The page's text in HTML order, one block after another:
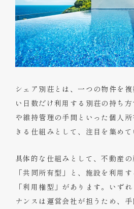
シェア別荘とは、一つの物件を
い日数だけ利用する別荘の持ち
や維持管理の手間といった個人
きる仕組みとして、注目を集めて
具体的な仕組みとして、不動産
「共同所有型」と、施設を利用
「利用権型」があります。いず
ナンスは運営会社が担うため、手